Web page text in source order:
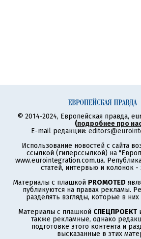
© 2014-2024, Европейская правда,
(подробнее про
E-mail редакции:
Использование новостей с сайта
ссылкой (гиперссылкой) на
www.eurointegration.com.ua.
статей, интервью и колонок -
Материалы с плашкой PROMOTED
публикуются на правах рекламы.
разделять взгляды, которые в
Материалы с плашкой СПЕЦПРОЕКТ
также рекламные, однако
подготовке этого контента и
высказанные в этих